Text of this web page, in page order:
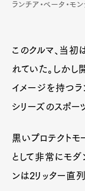
ランチア・ベータ・モ
このクルマ、当初
れていた。しかし
イメージを持つラ
シリーズのスポー
黒いプロテクト
として非常にモダ
ンは2リッター直